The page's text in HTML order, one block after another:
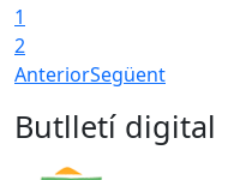
1
2
AnteriorSegüent
Butlletí digital